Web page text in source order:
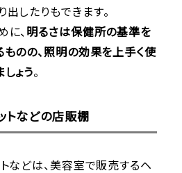
したりもできます。
に、 明るさは保健所の基準を
ものの、照明の効果を上手く使
ょう。
トなどの店販棚
などは、美容室で販売するヘ